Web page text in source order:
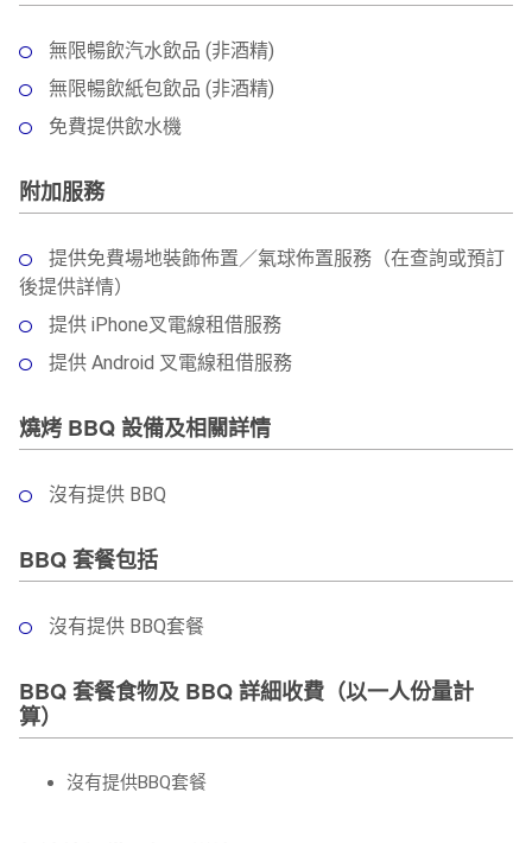
無限暢飲汽水飲品 (非酒精)
無限暢飲紙包飲品 (非酒精)
免費提供飲水機
附加服務
提供免費場地裝飾佈置／氣球佈置服務（在查詢或預訂
後提供詳情）
提供 iPhone叉電線租借服務
提供 Android 叉電線租借服務
燒烤 BBQ 設備及相關詳情
沒有提供 BBQ
BBQ 套餐包括
沒有提供 BBQ套餐
BBQ 套餐食物及 BBQ 詳細收費（以一人份量計
算）
沒有提供BBQ套餐